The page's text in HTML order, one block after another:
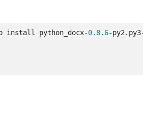
install python_docx-0.8.6-